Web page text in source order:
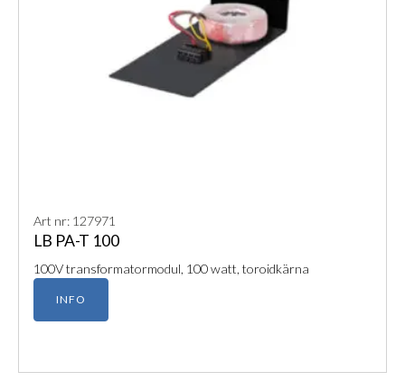
Art nr: 127971
LB PA-T 100
100V transformatormodul, 100 watt, toroidkärna
INFO